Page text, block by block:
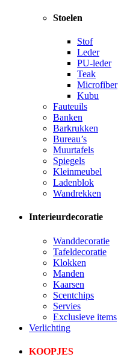
Stoelen
Stof
Leder
PU-leder
Teak
Microfiber
Kubu
Fauteuils
Banken
Barkrukken
Bureau’s
Muurtafels
Spiegels
Kleinmeubel
Ladenblok
Wandrekken
Interieurdecoratie
Wanddecoratie
Tafeldecoratie
Klokken
Manden
Kaarsen
Scentchips
Servies
Exclusieve items
Verlichting
KOOPJES